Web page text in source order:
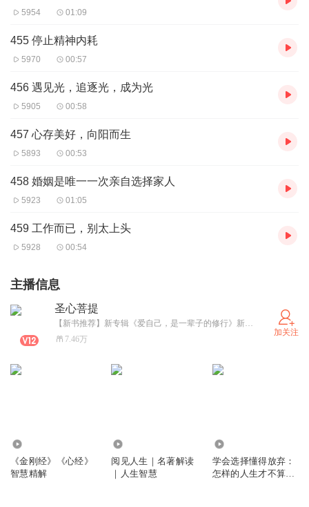
5954 01:09
455 停止精神内耗
5970 00:57
456 遇见光，追逐光，成为光
5905 00:58
457 心存美好，向阳而生
5893 00:53
458 婚姻是唯一一次亲自选择家人
5923 01:05
459 工作而已，别太上头
5928 00:54
主播信息
圣心菩提
【新书推荐】新专辑《爱自己，是一辈子的修行》新鲜上架！欢迎收听！感受不一样的国学经典！ 因为喜欢而热爱，愿意把那些充满智慧，启迪心灵的好书分享给大家的佛系主播！
7.46万
加关注
《金刚经》《心经》
智慧精解
阅见人生｜名著解读
｜人生智慧
学会选择懂得放弃：
怎样的人生才不算白